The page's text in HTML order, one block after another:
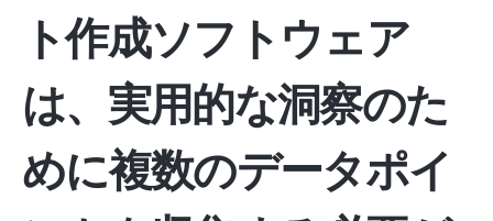
ト作成ソフトウェア
は、実用的な洞察のた
めに複数のデータポイ